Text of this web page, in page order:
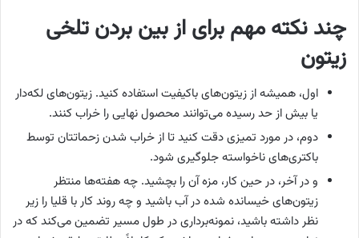
چند نکته مهم برای از بین بردن تلخی
زیتون
اول، همیشه از زیتون‌های باکیفیت استفاده کنید. زیتون‌های لکه‌دار
یا بیش از حد رسیده می‌توانند محصول نهایی را خراب کنند.
دوم، در مورد تمیزی دقت کنید تا از خراب شدن زحماتتان توسط
باکتری‌های ناخواسته جلوگیری شود.
و در آخر، در حین کار، مزه آن را بچشید. چه هفته‌ها منتظر
زیتون‌های خیسانده شده در آب باشید و چه روند کار با قلیا را زیر
نظر داشته باشید، نمونه‌برداری در طول مسیر تضمین می‌کند که در